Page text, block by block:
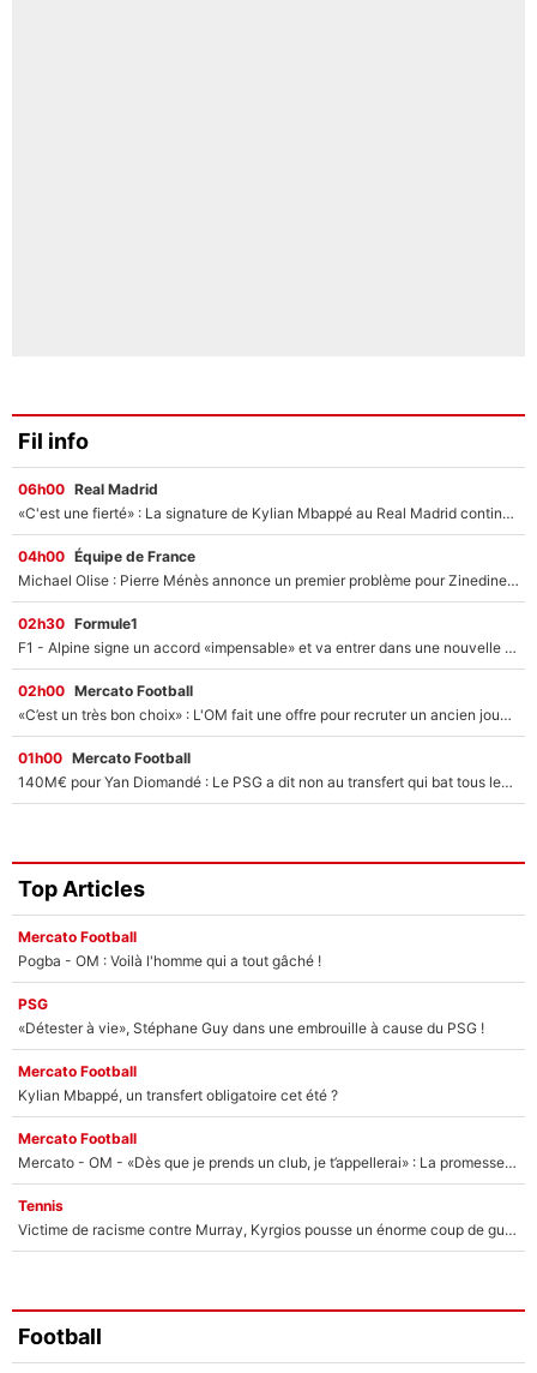
Fil info
06h00 Real Madrid
«C'est une fierté» : La signature de Kylian Mbappé au Real Madrid continue de régaler l'Espagne
04h00 Équipe de France
Michael Olise : Pierre Ménès annonce un premier problème pour Zinedine Zidane en équipe de France
02h30 Formule1
F1 - Alpine signe un accord «impensable» et va entrer dans une nouvelle dimension : Grande nouvelle pour Pierre Gasly !
02h00 Mercato Football
«C’est un très bon choix» : L'OM fait une offre pour recruter un ancien joueur du PSG... et c'est validé dans l'After Foot !
01h00 Mercato Football
140M€ pour Yan Diomandé : Le PSG a dit non au transfert qui bat tous les records sur le mercato
Top Articles
Mercato Football
Pogba - OM : Voilà l'homme qui a tout gâché !
PSG
«Détester à vie», Stéphane Guy dans une embrouille à cause du PSG !
Mercato Football
Kylian Mbappé, un transfert obligatoire cet été ?
Mercato Football
Mercato - OM - «Dès que je prends un club, je t’appellerai» : La promesse de Marcelino au moment de claquer la porte
Tennis
Victime de racisme contre Murray, Kyrgios pousse un énorme coup de gueule !
Football